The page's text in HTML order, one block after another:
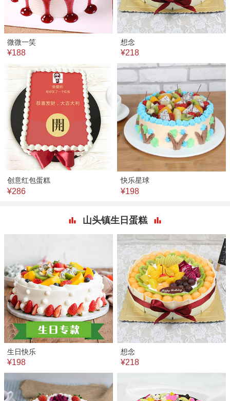
微微一笑
¥188
想念
¥218
创意红包蛋糕
¥286
快乐星球
¥198
山头镇生日蛋糕
生日快乐
¥198
想念
¥218